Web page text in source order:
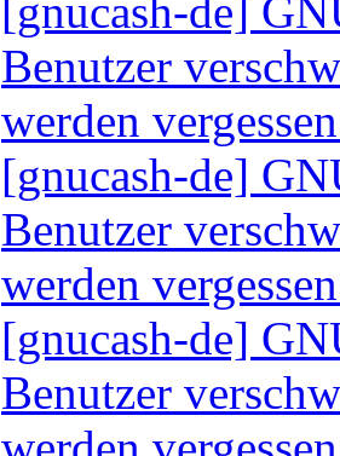
[gnucash-de]
Benutzer
werden
[gnucash-de]
Benutzer
werden
[gnucash-de]
Benutzer